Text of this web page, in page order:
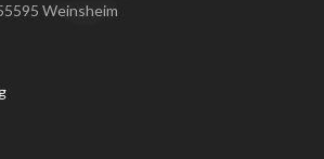
Weinsheim